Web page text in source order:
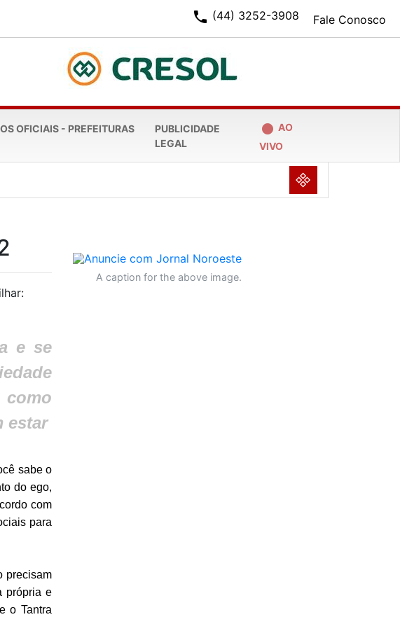
Fale Conosco
phone (44) 3252-3908
OFICIAIS - PREFEITURAS
PUBLICIDADE
LEGAL
fiber_manual_record AO
VIVO
NULL
e se
estar
sabe o
do ego,
com
para
precisam
própria e
o Tantra
A caption for the above image.